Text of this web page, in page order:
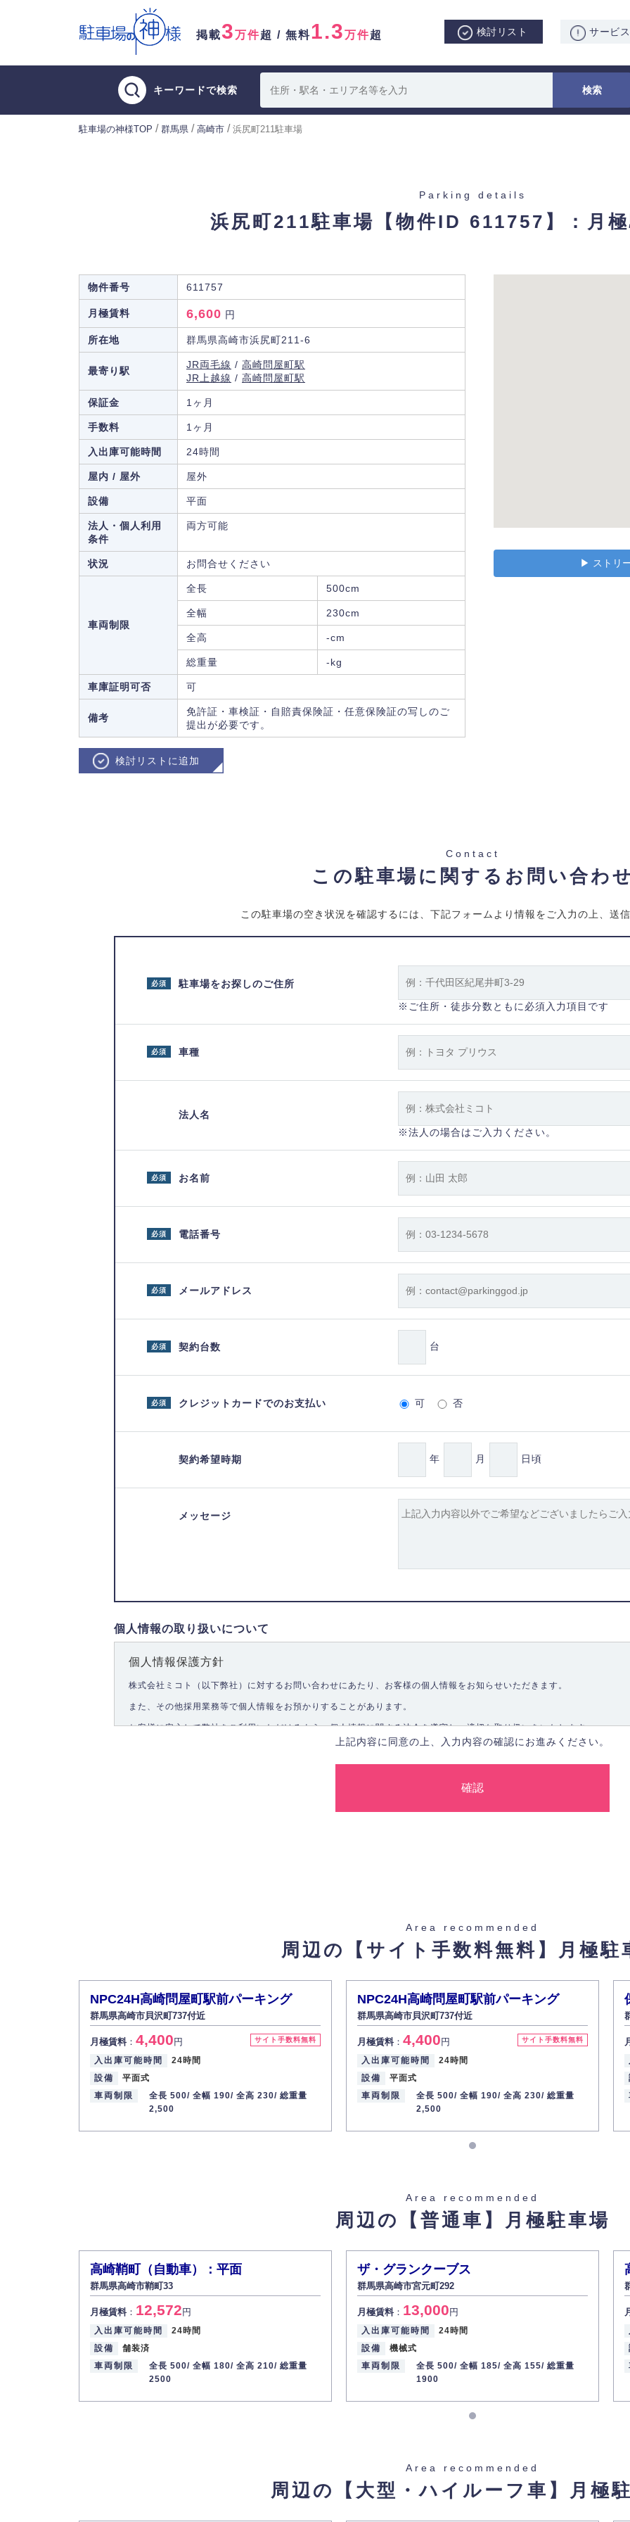
掲載3万件超 / 無料1.3万件超 検討リスト サービ
キーワードで検索
駐車場の神様TOP / 群馬県 / 高崎市 / 浜尻町211駐車場
Parking details
浜尻町211駐車場 【物件ID 611757】：月
物件番号 611757
月極賃料 6,600 円
所在地 群馬県高崎市浜尻町211-6
最寄り駅
JR両毛線 / 高崎問屋町駅
JR上越線 / 高崎問屋町駅
保証金 1ヶ月
手数料 1ヶ月
入出庫可能時間 24時間
屋内 / 屋外 屋外
設備 平面
法人・個人利用
条件
両方可能
状況 お問合せください
車両制限
全長 500cm
全幅 230cm
全高 -cm
総重量 -kg
車庫証明可否 可
備考
免許証・車検証・自賠責保険証・任意保険証の写しのご
提出が必要です。
検討リストに追加
▶︎ ストリ
Contact
この駐車場に関するお問い合わせ
この駐車場の空き状況を確認するには、下記フォームより情報をご入力の上、送信
駐車場をお探しのご住所
必須
※ご住所・徒歩分数ともに必須入力項目です
車種
必須
法人名
※法人の場合はご入力ください。
お名前
必須
電話番号
必須
メールアドレス
必須
契約台数
必須 台
クレジットカードでのお支払い
必須 可 否
契約希望時期 年 月 日頃
メッセージ
個人情報の取り扱いについて
個人情報保護方針
株式会社ミコト（以下弊社）に対するお問い合わせにあたり、お客様の個人情報をお知らせいただきます。
また、その他採用業務等で個人情報をお預かりすることがあります。
お客様に安心して弊社をご利用いただけるよう、個人情報に関する法令を遵守し、適切な取り扱いをいたします。
弊社は、お客様に対して偽りや不正な方法を取ることなく、適正に個人情報を取得いたします。
法的義務など正当な理由に基づく要請があった場合を除き、お客様の個人情報をご本人の同意なく第三者に提供いたしませ
お客様ご本人から自己の個人情報開示の請求があった場合、すみやかに開示いたします（ご本人であることが確認できな
また、個人情報の内容に誤りがあり、ご本人から訂正・追加・削除の請求がある場合は適切に対応いたします。
6.個人情報管理の社内教育
弊社社員全員が、個人情報の取り扱いについての重要性を理解し、より適切に管理するよう社内教育を実施してまいりま
株式会社ミコト
代表取締役社長 野口 幸男
上記内容に同意の上、入力内容の確認にお進みください。
Area recommended
周辺の【サイト手数料無料】 月極駐
NPC24H高崎問屋町駅前パーキング
群馬県高崎市貝沢町737付近
サイト手数料無料
月極賃料： 4,400円
入出庫可能時間
24時間
設備
平面式
車両制限
全長 500/ 全幅 190/ 全高 230/ 総重量
2,500
NPC24H高崎問屋町駅前パーキング
群馬県高崎市貝沢町737付近
サイト手数料無料
月極賃料： 4,400円
入出庫可能時間
24時間
設備
平面式
車両制限
全長 500/ 全幅 190/ 全高 230/ 総重量
2,500
Area recommended
周辺の【普通車】 月極駐車場
高崎鞘町（自動車）：平面
群馬県高崎市鞘町33
月極賃料： 12,572円
入出庫可能時間
24時間
設備
舗装済
車両制限
全長 500/ 全幅 180/ 全高 210/ 総重量
2500
ザ・グランクーブス
群馬県高崎市宮元町292
月極賃料： 13,000円
入出庫可能時間
24時間
設備
機械式
車両制限
全長 500/ 全幅 185/ 全高 155/ 総重量
1900
Area recommended
周辺の【大型・ハイルーフ車】 月極